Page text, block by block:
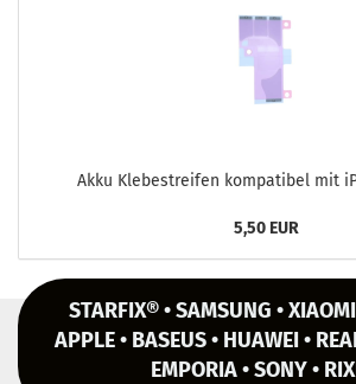
Akku Kle­be­strei­fen kom­pa­ti­bel mit
5,50 EUR
STARFIX® • SAMSUNG •
APPLE • BASEUS • HUAWEI •
EMPORIA • SONY •